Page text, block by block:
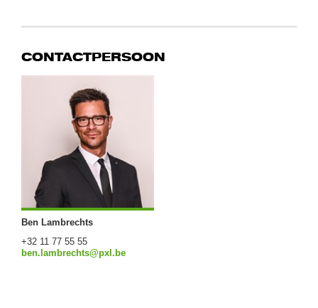
CONTACTPERSOON
Ben Lambrechts
+32 11 77 55 55
ben.lambrechts@pxl.be